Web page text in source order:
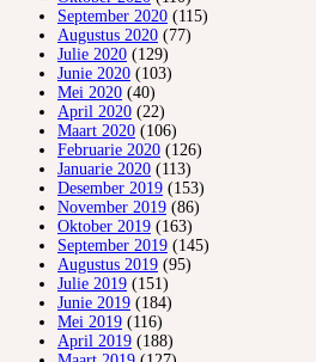
September 2020 (115)
Augustus 2020 (77)
Julie 2020 (129)
Junie 2020 (103)
Mei 2020 (40)
April 2020 (22)
Maart 2020 (106)
Februarie 2020 (126)
Januarie 2020 (113)
Desember 2019 (153)
November 2019 (86)
Oktober 2019 (163)
September 2019 (145)
Augustus 2019 (95)
Julie 2019 (151)
Junie 2019 (184)
Mei 2019 (116)
April 2019 (188)